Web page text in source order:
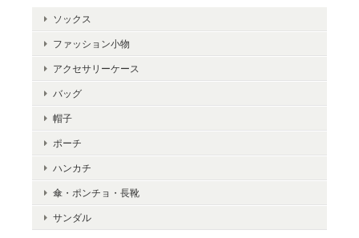
ソックス
ファッション小物
アクセサリーケース
バッグ
帽子
ポーチ
ハンカチ
傘・ポンチョ・長靴
サンダル